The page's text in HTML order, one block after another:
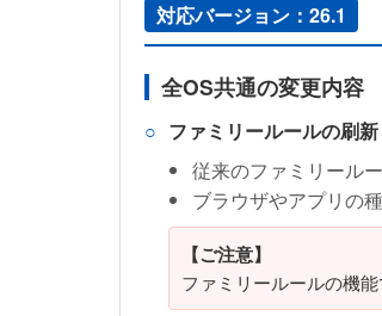
対応バージョン：26.1
全OS共通の変更内容
ファミリールールの刷新
従来のファミリール
ブラウザやアプリの
【ご注意】
ファミリールールの機